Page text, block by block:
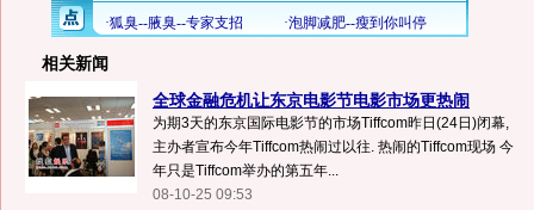
相关新闻
全球金融危机让东京电影节电影市场更热闹
为期3天的东京国际电影节的市场Tiffcom昨日(24日)闭幕,
主办者宣布今年Tiffcom热闹过以往. 热闹的Tiffcom现场 今
年只是Tiffcom举办的第五年...
08-10-25 09:53